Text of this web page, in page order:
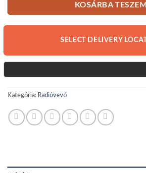
KOSÁRBA TESZEM
SELECT DELIVERY
Kategória: Radióvevő